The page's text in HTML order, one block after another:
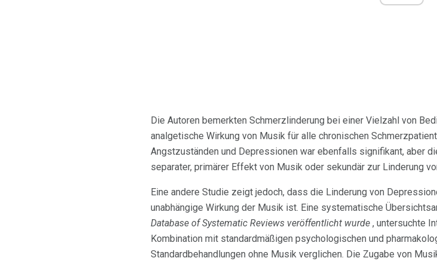
Die Autoren bemerkten Schmerzlinderung bei einer Vielzahl von
analgetische Wirkung von Musik für alle chronischen
Angstzuständen und Depressionen war ebenfalls signifikant, aber
separater, primärer Effekt von Musik oder sekundär zur Linderung
Eine andere Studie zeigt jedoch, dass die Linderung von
unabhängige Wirkung der Musik ist. Eine systematische
Database of Systematic Reviews veröffentlicht wurde , untersuchte
Kombination mit standardmäßigen psychologischen und
Standardbehandlungen ohne Musik verglichen. Die Zugabe von